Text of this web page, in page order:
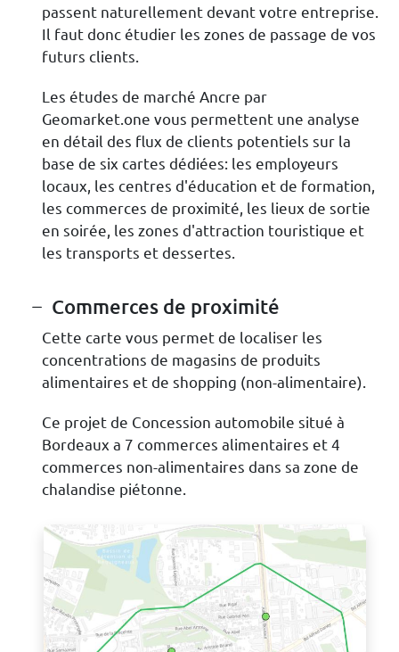
passent naturellement devant votre entreprise.
Il faut donc étudier les zones de passage de vos
futurs clients.
Les études de marché Ancre par
Geomarket.one vous permettent une analyse
en détail des flux de clients potentiels sur la
base de six cartes dédiées: les employeurs
locaux, les centres d'éducation et de formation,
les commerces de proximité, les lieux de sortie
en soirée, les zones d'attraction touristique et
les transports et dessertes.
Commerces de proximité
Cette carte vous permet de localiser les
concentrations de magasins de produits
alimentaires et de shopping (non-alimentaire).
Ce projet de Concession automobile situé à
Bordeaux a 7 commerces alimentaires et 4
commerces non-alimentaires dans sa zone de
chalandise piétonne.